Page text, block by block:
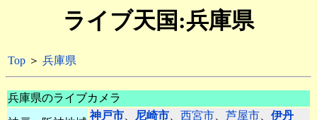
ライブ天国:兵庫県
Top ＞ 兵庫県
兵庫県のライブカメラ
神戸市、 尼崎市、 西宮市、 芦屋市、 伊丹